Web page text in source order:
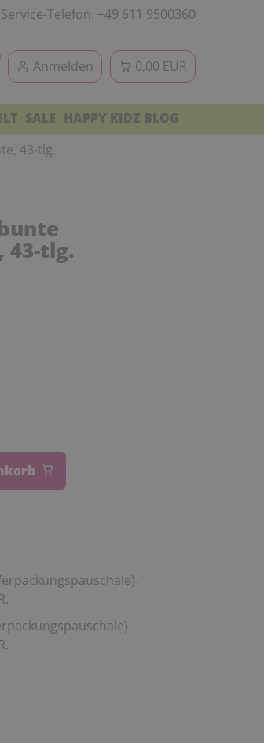
Service-Telefon: +49 611 9500360
Anmelden 0,00 EUR
SALE HAPPY KIDZ BLOG
43-tlg.
43-tlg.